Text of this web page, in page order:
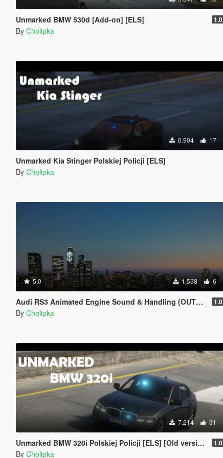
Unmarked BMW 530d [Add-on] [ELS] 1.0
By Cholipka
6.904 17
Unmarked Kia Stinger Polskiej Policji [ELS]
By Cholipka
5.0 1.538 6
Audi RS3 Animated Engine Sound & Handling (OUTDATED) 1.0
By Cholipka
7.214 31
Unmarked BMW 320i Polskiej Policji [ELS] [Old version] 1.0
By Cholipka